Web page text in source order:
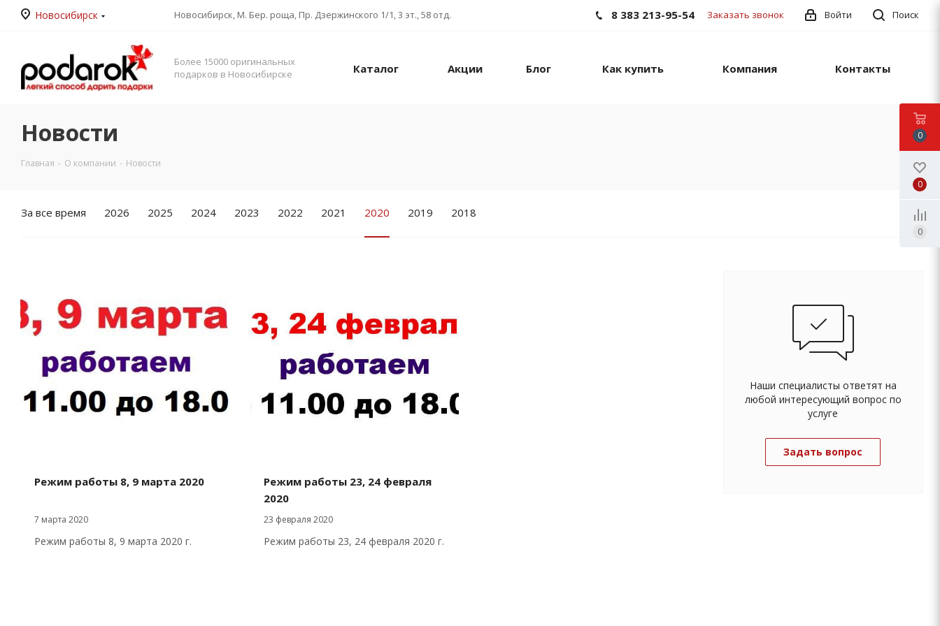
Новосибирск Новосибирск, М. Бер. роща, Пр. Дзержинского 1/1, 3 эт., 58 отд. Поиск
Войти
8 383 213-95-54 Заказать звонок
Более 15000 оригинальных
подарков в Новосибирске
Каталог Акции Блог Как купить Компания Контакты
Новости
Главная - О компании - Новости
За все время 2026 2025 2024 2023 2022 2021 2020 2019 2018
Режим работы 8, 9 марта 2020
7 марта 2020
Режим работы 8, 9 марта 2020 г.
Режим работы 23, 24 февраля
2020
23 февраля 2020
Режим работы 23, 24 февраля 2020 г.
Наши специалисты ответят на
любой интересующий вопрос по
услуге
Задать вопрос
0
0
0